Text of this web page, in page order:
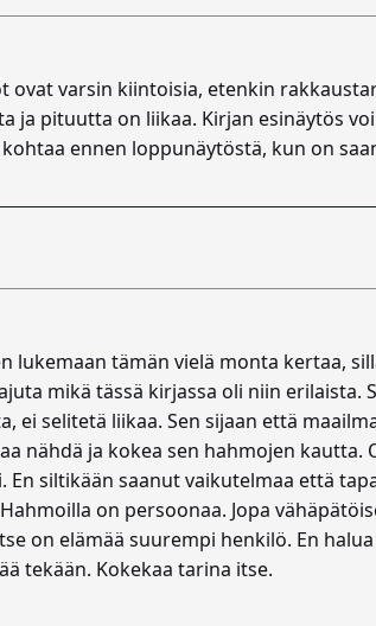
ovat varsin kiintoisia, etenkin
ja pituutta on liikaa. Kirjan esinäytös
ennen loppunäytöstä, kun on
lukemaan tämän vielä monta kertaa,
mikä tässä kirjassa oli niin erilaista.
ei selitetä liikaa. Sen sijaan että
nähdä ja kokea sen hahmojen
siltikään saanut vaikutelmaa että
on persoonaa. Jopa
on elämää suurempi henkilö. En
tekään. Kokekaa tarina itse.